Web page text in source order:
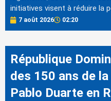
initiatives visent à réduire la
7 août 2026 02:20
République
des 150 ans de
Pablo Duarte en